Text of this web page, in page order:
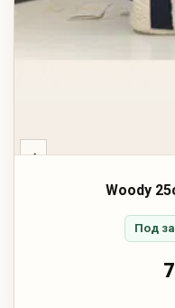
‹
Woody
Под